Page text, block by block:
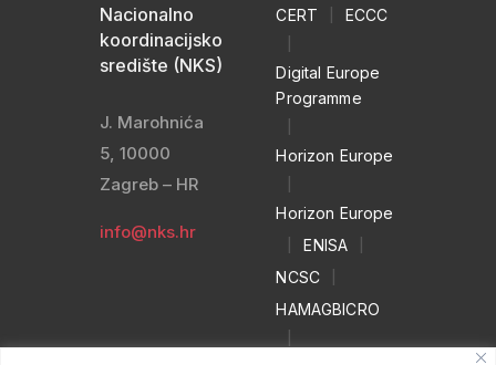
Nacionalno
koordinacijsko
središte (NKS)
J. Marohnića
5, 10000
Zagreb – HR
info@nks.hr
CERT ECCC
Digital Europe
Programme
Horizon Europe
Horizon Europe
ENISA
NCSC
HAMAGBICRO